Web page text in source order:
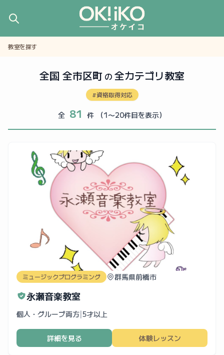
教室を探す
全国 全市区町 の 全カテゴリ教室
#資格取得対応
全 81 件 （1〜20件目を表示）
ミュージックプログラミング 群馬県前橋市
永瀬音楽教室
個人・グループ両方|5才以上
詳細を見る 体験レッスン